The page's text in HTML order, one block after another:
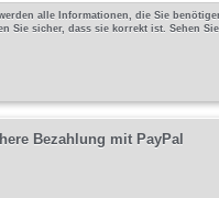
alle Informationen, die Sie
Sie sicher, dass sie korrekt ist. Sehen
Bezahlung mit PayPal